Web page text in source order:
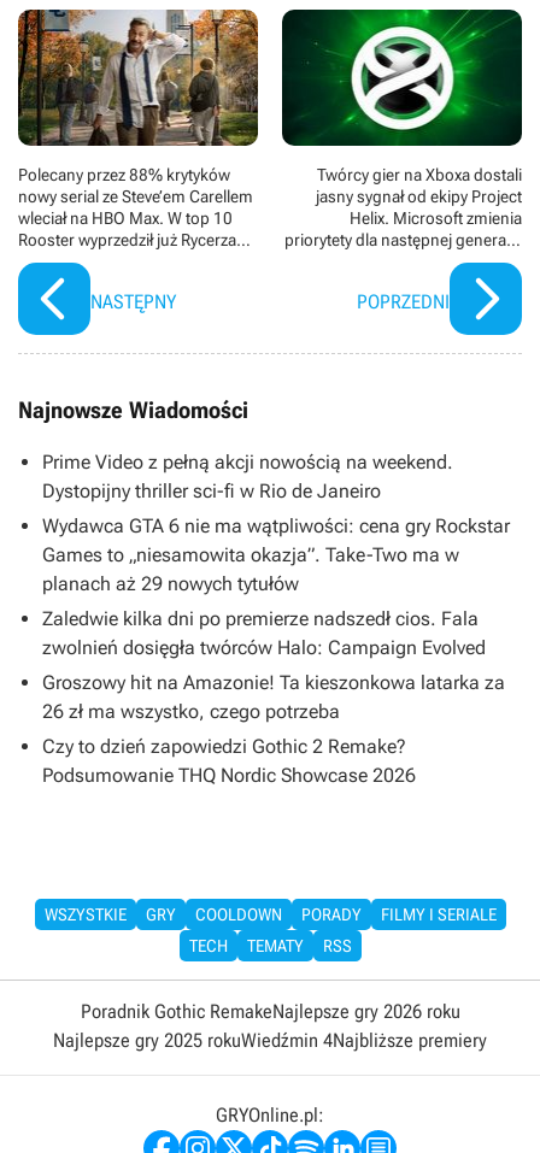
Polecany przez 88% krytyków
nowy serial ze Steve’em Carellem
wleciał na HBO Max. W top 10
Rooster wyprzedził już Rycerza
siedmiu królestw
NASTĘPNY
Twórcy gier na Xboxa dostali
jasny sygnał od ekipy Project
Helix. Microsoft zmienia
priorytety dla następnej generacji
konsol i PC
POPRZEDNI
Najnowsze Wiadomości
Prime Video z pełną akcji nowością na weekend.
Dystopijny thriller sci-fi w Rio de Janeiro
Wydawca GTA 6 nie ma wątpliwości: cena gry Rockstar
Games to „niesamowita okazja”. Take-Two ma w
planach aż 29 nowych tytułów
Zaledwie kilka dni po premierze nadszedł cios. Fala
zwolnień dosięgła twórców Halo: Campaign Evolved
Groszowy hit na Amazonie! Ta kieszonkowa latarka za
26 zł ma wszystko, czego potrzeba
Czy to dzień zapowiedzi Gothic 2 Remake?
Podsumowanie THQ Nordic Showcase 2026
WSZYSTKIE GRY COOLDOWN PORADY
FILMY I SERIALE
TECH
TEMATY RSS
Poradnik Gothic RemakeNajlepsze gry 2026 roku
Najlepsze gry 2025 rokuWiedźmin 4Najbliższe premiery
GRYOnline.pl: